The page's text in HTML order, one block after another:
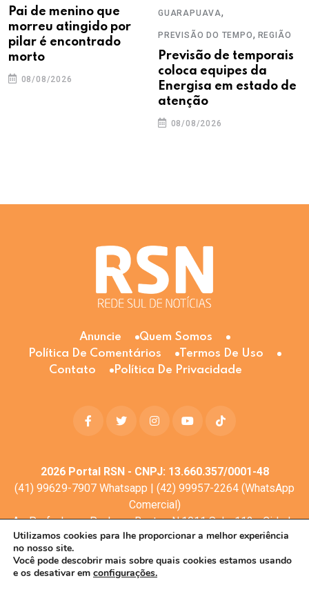
Pai de menino que
morreu atingido por
pilar é encontrado
morto
08/08/2026
GUARAPUAVA,
PREVISÃO DO TEMPO, REGIÃO
Previsão de temporais
coloca equipes da
Energisa em estado de
atenção
08/08/2026
Anuncie
Quem Somos
Política De Comentários
Termos De Uso
Contato
Política De Privacidade
2026Portal RSN - CNPJ: 13.660.357/0001-48
(41) 99629-7907 Whatsapp | (42) 99957-2264 (WhatsApp
Comercial)
Av. Profa. Laura Pacheco Bastos N:1011 Sala: 112 - Cidade
dos Lagos, Guarapuava - PR, 85053-525
© Todos os direitos reservados
Utilizamos cookies para lhe proporcionar a melhor experiência
no nosso site.
Você pode descobrir mais sobre quais cookies estamos usando
e os desativar em configurações.